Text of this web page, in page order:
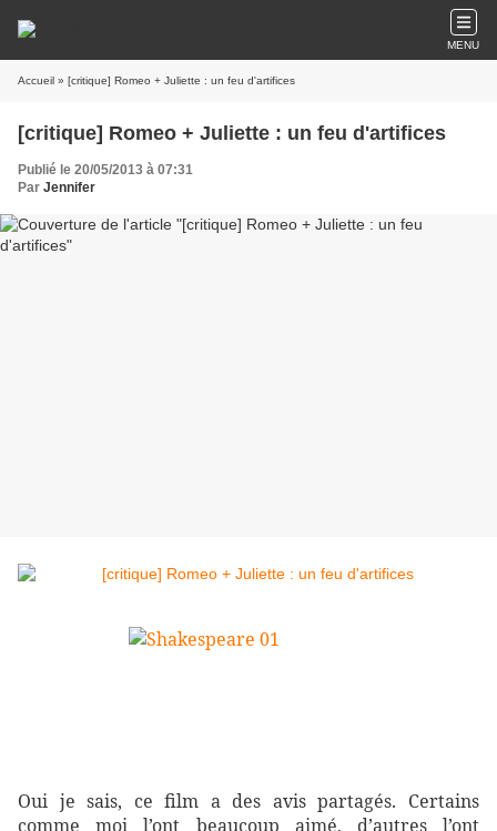
MENU
Accueil » [critique] Romeo + Juliette : un feu d'artifices
[critique] Romeo + Juliette : un feu d'artifices
Publié le 20/05/2013 à 07:31
Par Jennifer
Oui je sais, ce film a des avis partagés. Certains
comme moi l’ont beaucoup aimé, d’autres l’ont